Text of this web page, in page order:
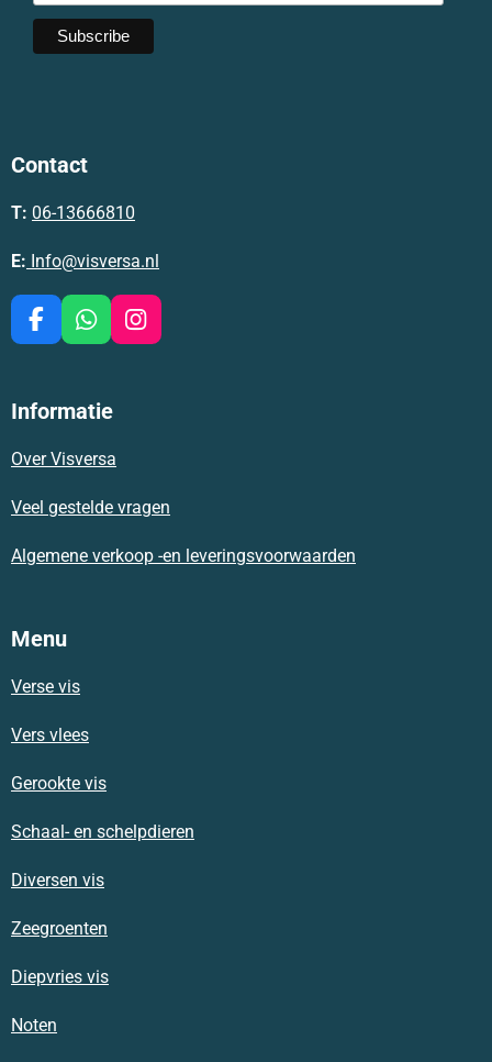
Contact
T: 06-13666810
E: Info@visversa.nl
F
a
b
o
W
h
s
p
I
n
m
Informatie
Over Visversa
Veel gestelde vragen
Algemene verkoop -en leveringsvoorwaarden
Menu
Verse vis
Vers vlees
Gerookte vis
Schaal- en schelpdieren
Diversen vis
Zeegroenten
Diepvries vis
Noten